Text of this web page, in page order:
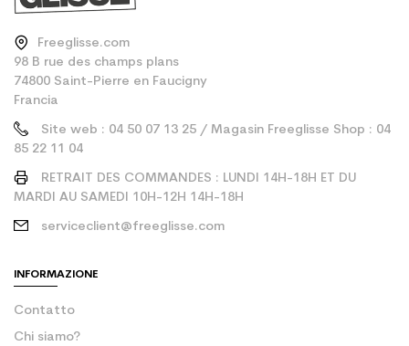
Freeglisse.com
98 B rue des champs plans
74800 Saint-Pierre en Faucigny
Francia
Site web : 04 50 07 13 25 / Magasin Freeglisse Shop : 04
85 22 11 04
RETRAIT DES COMMANDES : LUNDI 14H-18H ET DU
MARDI AU SAMEDI 10H-12H 14H-18H
serviceclient@freeglisse.com
INFORMAZIONE
Contatto
Chi siamo?